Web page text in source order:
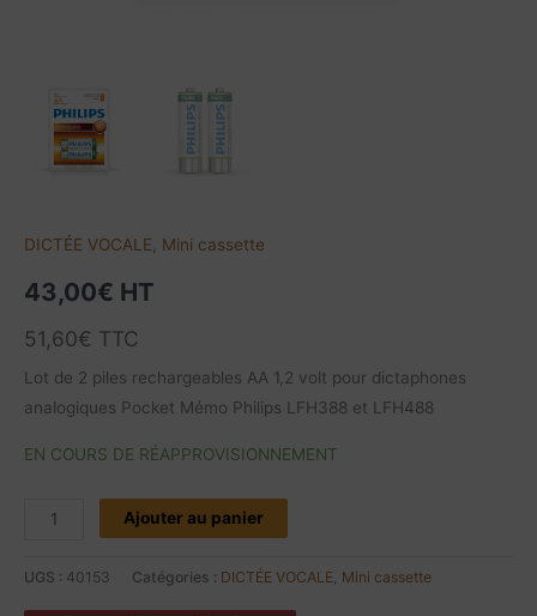
DICTÉE VOCALE Mini cassette
43,00€ HT
51,60€ TTC
Lot de 2 piles rechargeables AA 1,2 volt pour dictaphones
analogiques Pocket Mémo Philips LFH388 et LFH488
EN COURS DE RÉAPPROVISIONNEMENT
Ajouter au panier
UGS : 40153 Catégories : DICTÉE VOCALE, Mini cassette